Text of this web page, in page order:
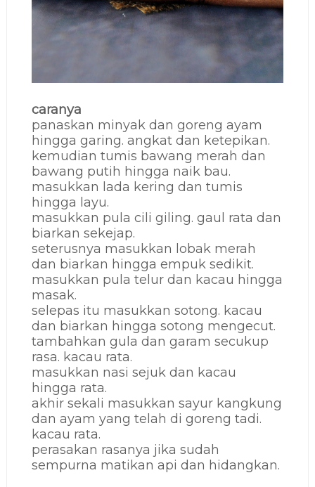
caranya
panaskan minyak dan goreng ayam
hingga garing. angkat dan ketepikan.
kemudian tumis bawang merah dan
bawang putih hingga naik bau.
masukkan lada kering dan tumis
hingga layu.
masukkan pula cili giling. gaul rata dan
biarkan sekejap.
seterusnya masukkan lobak merah
dan biarkan hingga empuk sedikit.
masukkan pula telur dan kacau hingga
masak.
selepas itu masukkan sotong. kacau
dan biarkan hingga sotong mengecut.
tambahkan gula dan garam secukup
rasa. kacau rata.
masukkan nasi sejuk dan kacau
hingga rata.
akhir sekali masukkan sayur kangkung
dan ayam yang telah di goreng tadi.
kacau rata.
perasakan rasanya jika sudah
sempurna matikan api dan hidangkan.